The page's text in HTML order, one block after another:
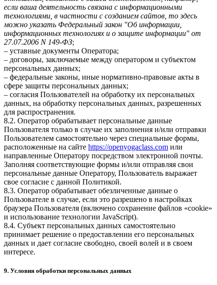
если ваша деятельность связана с информационными
технологиями, в частности с созданием сайтов, то здесь
можно указать Федеральный закон "Об информации,
информационных технологиях и о защите информации" от
27.07.2006 N 149-ФЗ;
– уставные документы Оператора;
– договоры, заключаемые между оператором и субъектом
персональных данных;
– федеральные законы, иные нормативно-правовые акты в
сфере защиты персональных данных;
– согласия Пользователей на обработку их персональных
данных, на обработку персональных данных, разрешенных
для распространения.
8.2. Оператор обрабатывает персональные данные
Пользователя только в случае их заполнения и/или отправки
Пользователем самостоятельно через специальные формы,
расположенные на сайте https://openyogaclass.com или
направленные Оператору посредством электронной почты.
Заполняя соответствующие формы и/или отправляя свои
персональные данные Оператору, Пользователь выражает
свое согласие с данной Политикой.
8.3. Оператор обрабатывает обезличенные данные о
Пользователе в случае, если это разрешено в настройках
браузера Пользователя (включено сохранение файлов «cookie»
и использование технологии JavaScript).
8.4. Субъект персональных данных самостоятельно
принимает решение о предоставлении его персональных
данных и дает согласие свободно, своей волей и в своем
интересе.
9. Условия обработки персональных данных